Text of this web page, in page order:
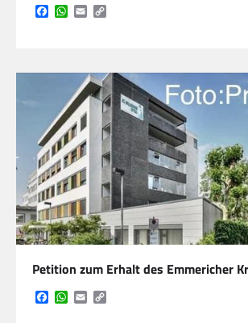
Facebook
WhatsApp
Email
Petition zum Erhalt des Emmericher
Facebook
WhatsApp
Email